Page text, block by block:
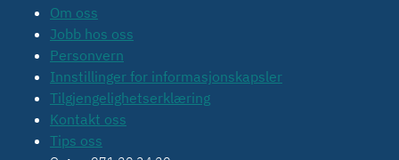
Om oss
Jobb hos oss
Personvern
Innstillinger for informasjonskapsler
Tilgjengelighetserklæring
Kontakt oss
Tips oss